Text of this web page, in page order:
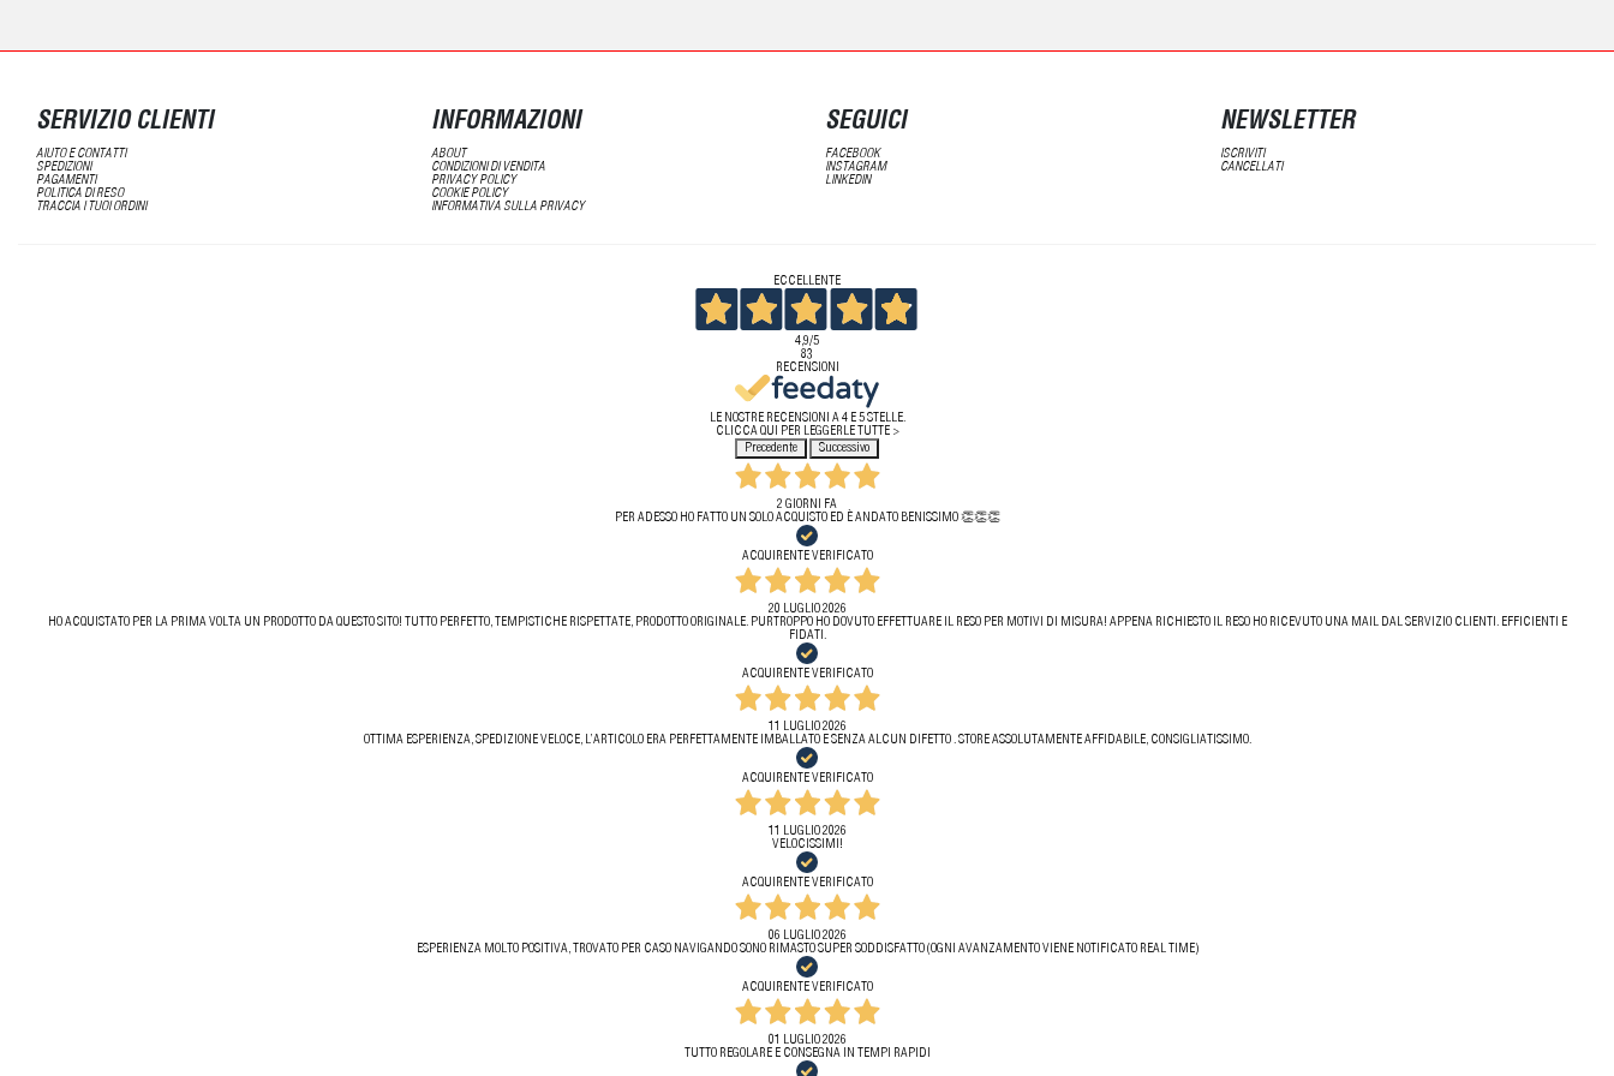
SERVIZIO CLIENTI
AIUTO E CONTATTI
SPEDIZIONI
PAGAMENTI
POLITICA DI RESO
TRACCIA I TUOI ORDINI
INFORMAZIONI
ABOUT
CONDIZIONI DI VENDITA
PRIVACY POLICY
COOKIE POLICY
INFORMATIVA SULLA PRIVACY
SEGUICI
FACEBOOK
INSTAGRAM
LINKEDIN
NEWSLETTER
ISCRIVITI
CANCELLATI
ECCELLENTE
4,9/5
83
RECENSIONI
LE NOSTRE RECENSIONI A 4 E 5 STELLE.
CLICCA QUI PER LEGGERLE TUTTE >
Precedente
Successivo
2 GIORNI FA
PER ADESSO HO FATTO UN SOLO ACQUISTO ED È ANDATO BENISSIMO 👏👏👏
ACQUIRENTE VERIFICATO
20 LUGLIO 2026
HO ACQUISTATO PER LA PRIMA VOLTA UN PRODOTTO DA QUESTO SITO! TUTTO PERFETTO, TEMPISTICHE RISPETTATE, PRODOTTO ORIGINALE. PURTROPPO HO DOVUTO EFFETTUARE IL RESO PER MOTIVI DI MISURA! APPENA RICHIESTO IL RESO HO RICEVUTO UNA MAIL DAL SERVIZIO CLIENTI. EFFICIENTI E
FIDATI.
ACQUIRENTE VERIFICATO
11 LUGLIO 2026
OTTIMA ESPERIENZA, SPEDIZIONE VELOCE, L’ARTICOLO ERA PERFETTAMENTE IMBALLATO E SENZA ALCUN DIFETTO . STORE ASSOLUTAMENTE AFFIDABILE, CONSIGLIATISSIMO.
ACQUIRENTE VERIFICATO
11 LUGLIO 2026
VELOCISSIMI!
ACQUIRENTE VERIFICATO
06 LUGLIO 2026
ESPERIENZA MOLTO POSITIVA, TROVATO PER CASO NAVIGANDO SONO RIMASTO SUPER SODDISFATTO (OGNI AVANZAMENTO VIENE NOTIFICATO REAL TIME)
ACQUIRENTE VERIFICATO
01 LUGLIO 2026
TUTTO REGOLARE E CONSEGNA IN TEMPI RAPIDI